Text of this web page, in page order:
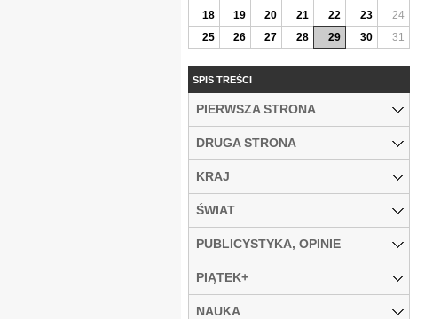
18
19 20 21 22 23
24
25
26 27 28 29 30 31
SPIS TREŚCI
PIERWSZA STRONA
DRUGA STRONA
KRAJ
ŚWIAT
PUBLICYSTYKA, OPINIE
PIĄTEK+
NAUKA